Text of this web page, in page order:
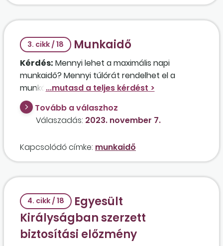
3. cikk / 18 Munkaidő
Kérdés: Mennyi lehet a maximális napi
munkaidő? Mennyi túlórát rendelhet el a
munkáltató, ha váratlanul egy nagy
megrendelést kapott?
Tovább a válaszhoz
Válaszadás: 2023. november 7.
Kapcsolódó címke: munkaidő
4. cikk / 18
Egyesült
Királyságban szerzett
biztosítási előzmény